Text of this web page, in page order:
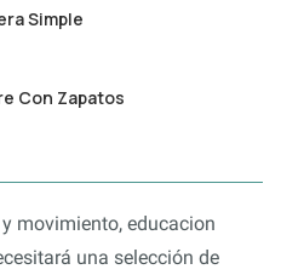
Simple
Con Zapatos
movimiento, educacion
una selección de